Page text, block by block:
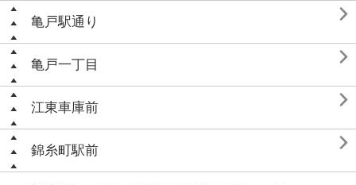
亀戸駅通り 
亀戸一丁目 
江東車庫前 
錦糸町駅前 